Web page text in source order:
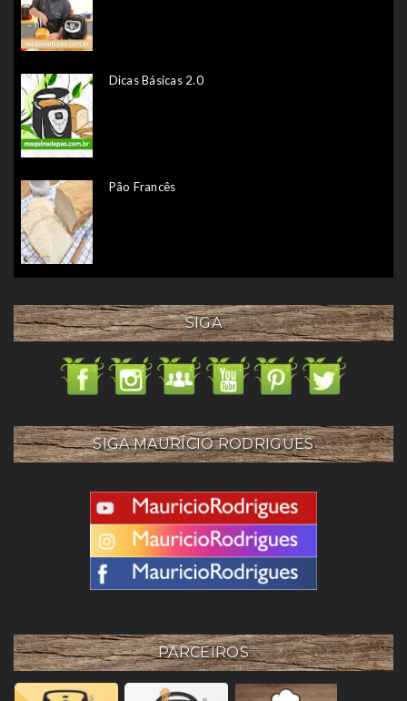
Dicas Básicas 2.0
Pão Francês
SIGA
SIGA MAURÍCIO RODRIGUES
PARCEIROS